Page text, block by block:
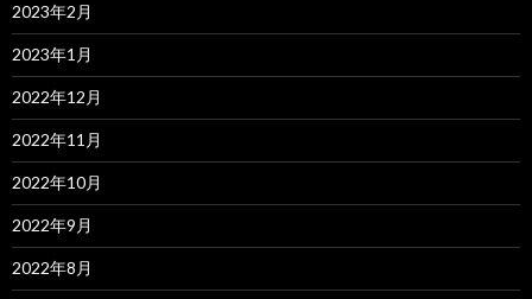
2023年2月
2023年1月
2022年12月
2022年11月
2022年10月
2022年9月
2022年8月